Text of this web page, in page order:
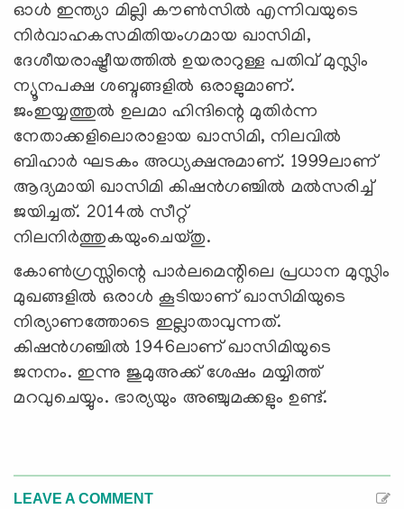
ഓള്‍ ഇന്ത്യാ മില്ലി കൗണ്‍സില്‍ എന്നിവയുടെ
നിര്‍വാഹകസമിതിയംഗമായ ഖാസിമി,
ദേശീയരാഷ്ട്രീയത്തില്‍ ഉയരാറുള്ള പതിവ് മുസ്ലിം
ന്യൂനപക്ഷ ശബ്ദങ്ങളില്‍ ഒരാളുമാണ്.
ജംഇയ്യത്തുല്‍ ഉലമാ ഹിന്ദിന്റെ മുതിര്‍ന്ന
നേതാക്കളിലൊരാളായ ഖാസിമി, നിലവില്‍
ബിഹാര്‍ ഘടകം അധ്യക്ഷനുമാണ്. 1999ലാണ്
ആദ്യമായി ഖാസിമി കിഷന്‍ഗഞ്ചില്‍ മല്‍സരിച്ച്
ജയിച്ചത്. 2014ല്‍ സീറ്റ്
നിലനിര്‍ത്തുകയുംചെയ്തു.
കോണ്‍ഗ്രസ്സിന്റെ പാര്‍ലമെന്റിലെ പ്രധാന മുസ്ലിം
മുഖങ്ങളില്‍ ഒരാള്‍ കൂടിയാണ് ഖാസിമിയുടെ
നിര്യാണത്തോടെ ഇല്ലാതാവുന്നത്.
കിഷന്‍ഗഞ്ചില്‍ 1946ലാണ് ഖാസിമിയുടെ
ജനനം. ഇന്നു ജുമുഅക്ക് ശേഷം മയ്യിത്ത്
മറവുചെയ്യും. ഭാര്യയും അഞ്ചുമക്കളും ഉണ്ട്.
LEAVE A COMMENT